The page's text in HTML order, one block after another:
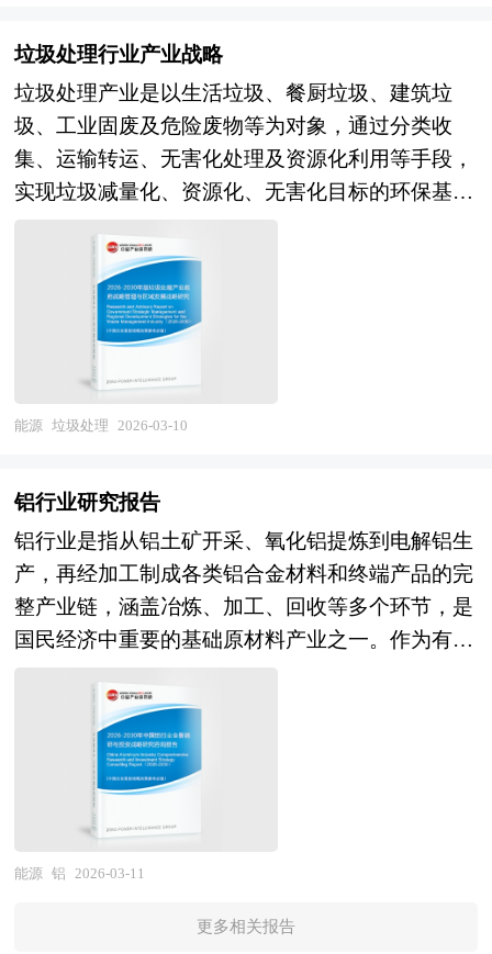
水灌溉行业进行了趋向研判，是节水灌溉运营企
业，科研、投资机构等单位准确了解目前节水灌溉
业发展动态，把握企业定位和发展方向不可多得的
精品。
等进行了分析，并重点分析了中国固废处理行业发
展状况和特点，以及中国固废处理行业将面临的
挑战、企业的发展策略等。报告还对全球的固废处
理行业发展态势作了详细分析，并对固废处理行业
进行了趋向研判，是固废处理运营、科研、投资机
构等单位准确了解目前固废处理行 业发展动态，
把握企业定位和发展方向不可多得的精品。
Aviation等国际法规已强制要求航空燃料中掺混可
持续航空燃料（SAF），全球航运业也在IMO减排
框架下加速脱碳，倒逼绿色燃料需求快速增长。在
此趋势下，绿色燃料不再仅是技术概念，而是正在
构建涵盖标准认证、碳交易机制、国际供应链在内
工业与国际能源贸易的战略支点，重塑全球能源格
局。 本研究咨询报告由中研普华咨询公司领衔撰
写，在大量周密的市场调研基础上，主要依据了国
家统计局、国家商务部、国家发改委、国家经济信
息中心、国务院发展研究中心、全国商业信息中
心、中国经济景气监测中心、中国行业研究网、全
行业作了详尽深入的分析，是企业进行市场研究工
作时不可或缺的重要参考资料，同时也可作为金融
机构进行信贷分析、证券分析、投资分析等研究工
作时的参考依据。
理），以及智慧能源消费（需求侧响应、虚拟电
业链条。按照技术架构可分为感知层（智能传感
器、智能表计）、网络层（能源物联网、5G专
网）、平台层（能源大数据平台、数字孪生系统）
与应用层（智能调度、预测性维护、能源交易优
化），按照应用场景则形成智慧电力、智慧油气、
智慧煤炭、智慧新能源及跨行业综合智慧能源服务
等多元业态。随着"双碳"战略纵深推进与新型电力
系统建设全面展开，智慧能源正从单点技术应用向
系统级智能化升级，其产业边界不断向能源互联
网、车网互动、绿电制氢、碳资产管理等新兴领域
延伸。 未来30年的经济社会发展将历经两个阶
化；第二个阶段，到本世纪中叶把我国建成富强民
主文明和谐美丽的社会主义现代化强国。科学编
制“十五五”规划，对持续推进经济社会高质量发
展、有效应对国内外复杂多变形势、满足人民群众
日益增长的美好生活需要意义重大，是党和国家治
国家对经济社会发展的顶层设计，也是一种纲领性
文件。目前中国也是世界上编制五年规划（计划）
最多的国家。中研普华产业研究院在对未来“十五
五”时期社会经济发展形势和政策带动的发展目标
作进一步研究研判，并从2025年上半年开始全面跟
进相关规划的制定和研究工作，为智慧能源行业规
议，为智慧能源行业发展提供准确的市场分析内容
垃圾处理行业产业战略
垃圾处理产业是以生活垃圾、餐厨垃圾、建筑垃
圾、工业固废及危险废物等为对象，通过分类收
集、运输转运、无害化处理及资源化利用等手段，
实现垃圾减量化、资源化、无害化目标的环保基础
分，其产业链条横跨前端分类投放、中端收运压
缩、末端处理处置及再生资源回收利用等多个环
节，技术路径涵盖卫生填埋、焚烧发电、生物处
理、物理化学处理及建材化利用等多元方式，具有
显著的公益性、区域性、技术密集及政策驱动等特
征。当前，垃圾处理产业正从传统的末端处置向全
从政府单一投入向市场化专业化运营深刻转型，成
现的关键支撑。 区域产业规划是地方经济发展战
略的核心内容，是各级政府部门发展相关产业
的“路线图”，对于区域发展规划来说，就相当于一
张蓝图对一个建筑物的重要性，有了这张“蓝图”，
区域才能在有规划有计划的基础上进行更好的区域
建设。特定区域内某个产业的快速健康发展有赖于
当地政府以前瞻性的眼光拟定科学合理的发展规
划，特别是一些战略性新兴产业更需要地方政府制
定切实可行的扶持和培育规划。通过区域产业规划
来确定地方经济发展的产业支撑体系，为招商工作
确定方向和框架。我们针对各大城市、区县镇等区
域的产业发展规划，将围绕“产业分析→产业定位
能源 垃圾处理 2026-03-10
铝行业研究报告
铝行业是指从铝土矿开采、氧化铝提炼到电解铝生
产，再经加工制成各类铝合金材料和终端产品的完
整产业链，涵盖冶炼、加工、回收等多个环节，是
国民经济中重要的基础原材料产业之一。作为有色
热性好、耐腐蚀、易加工等优异性能，被广泛应用
于建筑、交通运输、电力电子、包装及新兴科技领
域，支撑着现代工业体系的运转。 当前，在“双
碳”目标引领下，铝行业正经历深刻的绿色转型，
低碳化、智能化和循环化成为发展主旋律。电解铝
作为高耗能环节，其产能布局持续向水电、风电等
生铝产业迎来快速发展期，凭借较原铝节约95%能
能源 铝 2026-03-11
更多相关报告